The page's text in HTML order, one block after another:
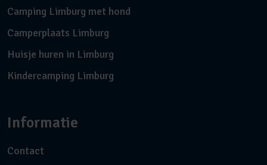
Camping Limburg met hond
Camperplaats Limburg
Huisje huren in Limburg
Kindercamping Limburg
Informatie
Contact